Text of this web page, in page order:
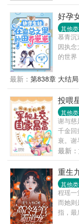
好孕
其他
慕青沉
因执
的世
积攒到
生活包
慕青
予安却
表三千
反而
大神
秀。可
产交给
她！冤
半生只
照顾他
琐事
叽喳喳
最新： 第838章 大结局
投喂
其他
谢与慈
千金回
衰。谢
菜逛小
9999
却极度
际，星
后，打
看，里
车？果
黑的假
最新：
重生
其他
程瑶一
而她则
指，最